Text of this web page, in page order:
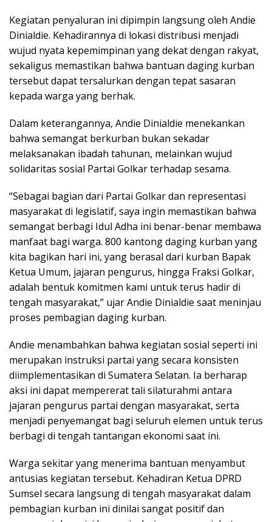
Kegiatan penyaluran ini dipimpin langsung oleh Andie
Dinialdie. Kehadirannya di lokasi distribusi menjadi
wujud nyata kepemimpinan yang dekat dengan rakyat,
sekaligus memastikan bahwa bantuan daging kurban
tersebut dapat tersalurkan dengan tepat sasaran
kepada warga yang berhak.
Dalam keterangannya, Andie Dinialdie menekankan
bahwa semangat berkurban bukan sekadar
melaksanakan ibadah tahunan, melainkan wujud
solidaritas sosial Partai Golkar terhadap sesama.
“Sebagai bagian dari Partai Golkar dan representasi
masyarakat di legislatif, saya ingin memastikan bahwa
semangat berbagi Idul Adha ini benar-benar membawa
manfaat bagi warga. 800 kantong daging kurban yang
kita bagikan hari ini, yang berasal dari kurban Bapak
Ketua Umum, jajaran pengurus, hingga Fraksi Golkar,
adalah bentuk komitmen kami untuk terus hadir di
tengah masyarakat,” ujar Andie Dinialdie saat meninjau
proses pembagian daging kurban.
Andie menambahkan bahwa kegiatan sosial seperti ini
merupakan instruksi partai yang secara konsisten
diimplementasikan di Sumatera Selatan. Ia berharap
aksi ini dapat mempererat tali silaturahmi antara
jajaran pengurus partai dengan masyarakat, serta
menjadi penyemangat bagi seluruh elemen untuk terus
berbagi di tengah tantangan ekonomi saat ini.
Warga sekitar yang menerima bantuan menyambut
antusias kegiatan tersebut. Kehadiran Ketua DPRD
Sumsel secara langsung di tengah masyarakat dalam
pembagian kurban ini dinilai sangat positif dan